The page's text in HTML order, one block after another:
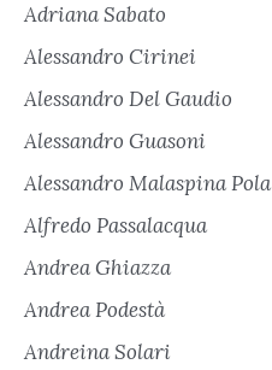
Adriana Sabato
Alessandro Cirinei
Alessandro Del Gaudio
Alessandro Guasoni
Alessandro Malaspina Pola
Alfredo Passalacqua
Andrea Ghiazza
Andrea Podestà
Andreina Solari